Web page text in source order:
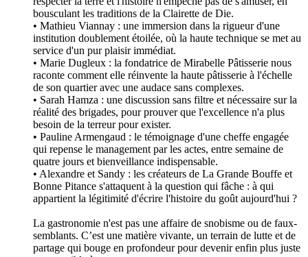
bousculant les traditions de la Clairette de Die.
• Mathieu Viannay : une immersion dans la rigueur d'une
institution doublement étoilée, où la haute technique se met au
service d'un pur plaisir immédiat.
• Marie Dugleux : la fondatrice de Mirabelle Pâtisserie nous
raconte comment elle réinvente la haute pâtisserie à l'échelle
de son quartier avec une audace sans complexes.
• Sarah Hamza : une discussion sans filtre et nécessaire sur la
réalité des brigades, pour prouver que l'excellence n'a plus
besoin de la terreur pour exister.
• Pauline Armengaud : le témoignage d'une cheffe engagée
qui repense le management par les actes, entre semaine de
quatre jours et bienveillance indispensable.
• Alexandre et Sandy : les créateurs de La Grande Bouffe et
Bonne Pitance s'attaquent à la question qui fâche : à qui
appartient la légitimité d'écrire l'histoire du goût aujourd'hui ?
La gastronomie n'est pas une affaire de snobisme ou de faux-
semblants. C’est une matière vivante, un terrain de lutte et de
partage qui bouge en profondeur pour devenir enfin plus juste